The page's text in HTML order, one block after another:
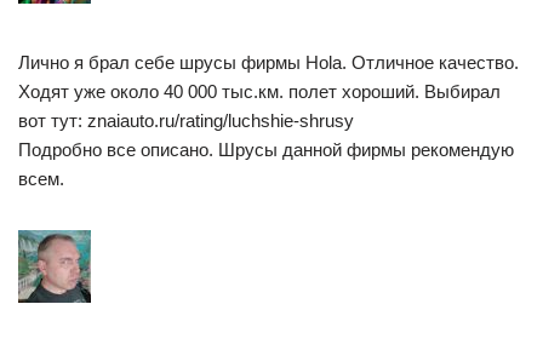
Лично я брал себе шрусы фирмы Hola. Отличное качество.
Ходят уже около 40 000 тыс.км. полет хороший. Выбирал
вот тут: znaiauto.ru/rating/luchshie-shrusy
Подробно все описано. Шрусы данной фирмы рекомендую
всем.